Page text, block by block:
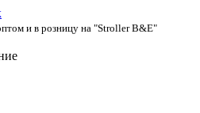
и в розницу на "Stroller B&E"